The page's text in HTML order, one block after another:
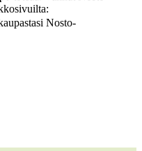
Nosto-